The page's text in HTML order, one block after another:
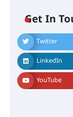
Get In
Twitter
LinkedIn
YouTube